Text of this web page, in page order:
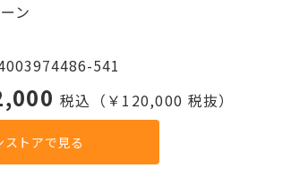
ン
541
税込（￥120,000 税抜）
ストアで見る